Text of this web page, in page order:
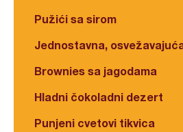
Pužići sa sirom
Jednostavna,
Brownies sa jagodama
Hladni čokoladni dezert
Punjeni cvetovi tikvica